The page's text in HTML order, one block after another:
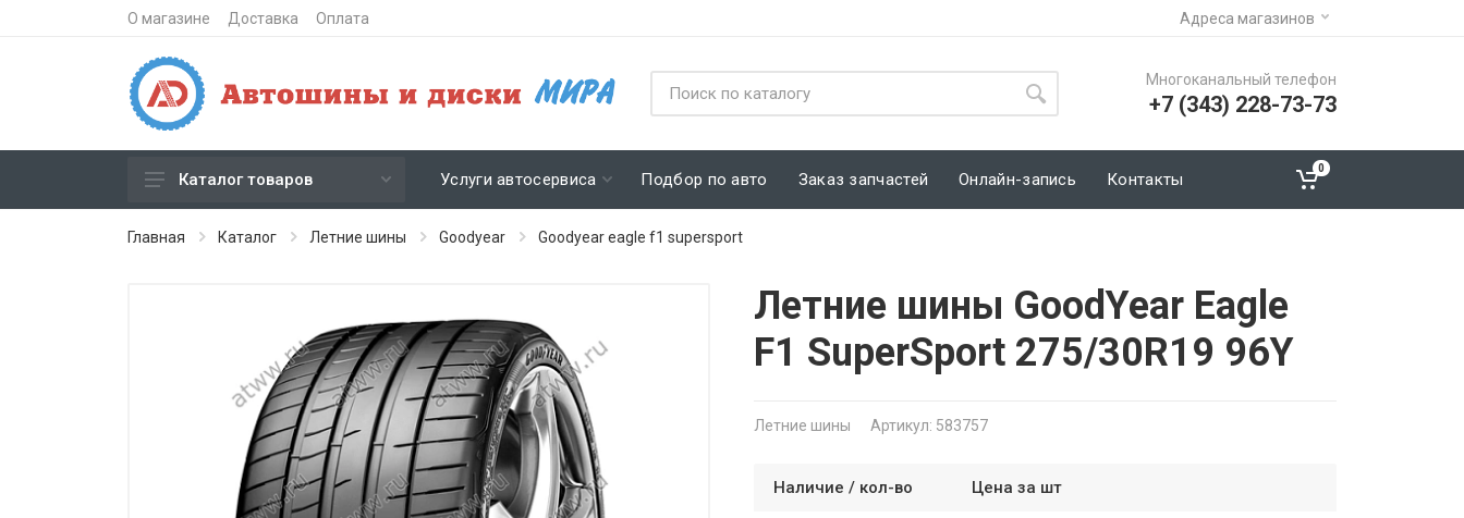
О магазине Доставка Оплата Адреса магазинов
Многоканальный телефон
+7 (343) 228-73-73
Зимние шипованные шины
Штампованные диски
Кованые диски
Каталог товаров Услуги автосервиса Подбор по авто Заказ запчастей Онлайн-запись Контакты
0
Главная Каталог Летние шины Goodyear Goodyear eagle f1 supersport
Летние шины GoodYear Eagle
F1 SuperSport 275/30R19 96Y
Летние шины Артикул: 583757
Наличие / кол-во Цена за шт